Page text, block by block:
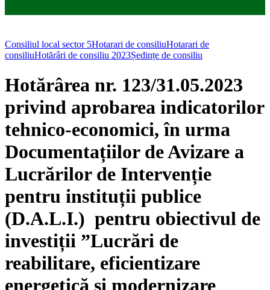
Consiliul local sector 5Hotarari de consiliuHotarari de
consiliuHotărâri de consiliu 2023Ședințe de consiliu
Hotărârea nr. 123/31.05.2023
privind aprobarea indicatorilor
tehnico-economici, în urma
Documentațiilor de Avizare a
Lucrărilor de Intervenție
pentru instituții publice
(D.A.L.I.) pentru obiectivul de
investiții ”Lucrări de
reabilitare, eficientizare
energetică și modernizare